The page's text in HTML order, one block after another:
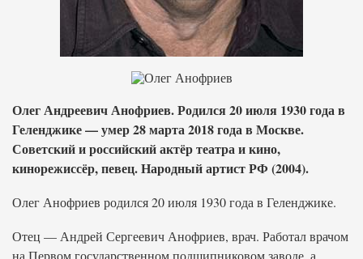
Олег Андреевич Анофриев. Родился 20 июля 1930 года в
Геленджике — умер 28 марта 2018 года в Москве.
Советский и российский актёр театра и кино,
кинорежиссёр, певец. Народный артист РФ (2004).
Олег Анофриев родился 20 июля 1930 года в Геленджике.
Отец — Андрей Сергеевич Анофриев, врач. Работал врачом
на Первом государственном подшипниковом заводе, а